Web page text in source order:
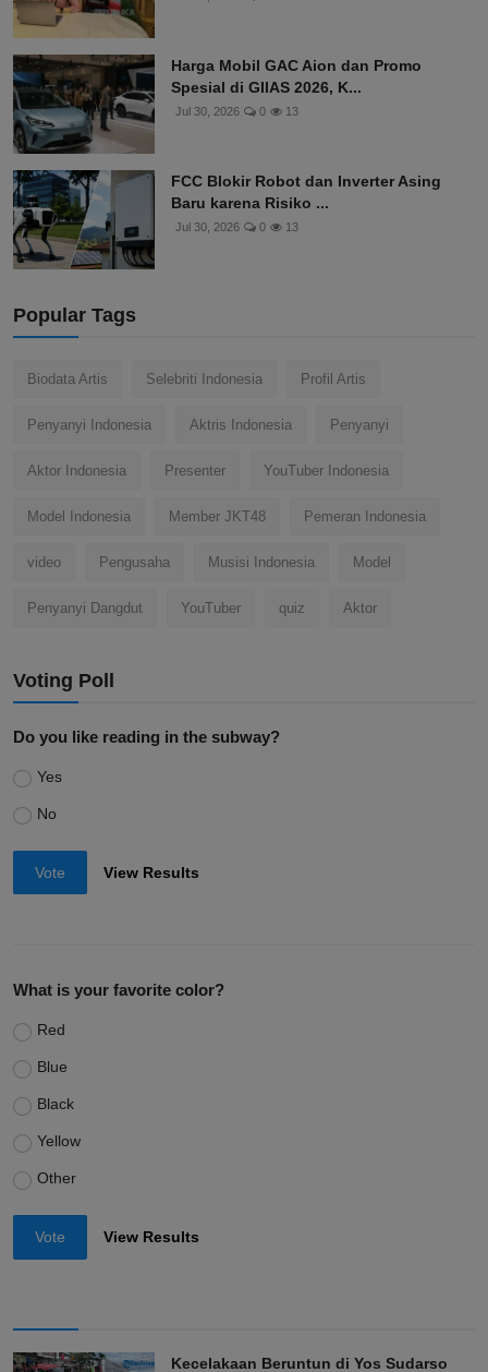
Harga Mobil GAC Aion dan Promo
Spesial di GIIAS 2026, K...
Jul 30, 2026 0 13
FCC Blokir Robot dan Inverter Asing
Baru karena Risiko ...
Jul 30, 2026 0 13
Popular Tags
Biodata Artis Selebriti Indonesia Profil Artis
Penyanyi Indonesia Aktris Indonesia Penyanyi
Aktor Indonesia Presenter YouTuber Indonesia
Model Indonesia Member JKT48 Pemeran Indonesia
video Pengusaha Musisi Indonesia Model
Penyanyi Dangdut YouTuber quiz Aktor
Voting Poll
Do you like reading in the subway?
Yes
No
Vote View Results
What is your favorite color?
Red
Blue
Black
Yellow
Other
Vote View Results
Kecelakaan Beruntun di Yos Sudarso